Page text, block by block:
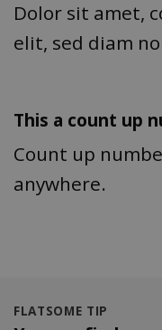
Dolor sit amet,
elit, sed diam
This a count up
Count up
anywhere.
FLATSOME TIP